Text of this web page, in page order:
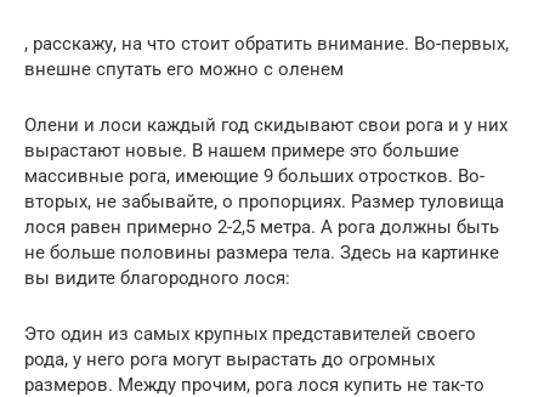
, расскажу, на что стоит обратить внимание. Во-первых,
внешне спутать его можно с оленем
Олени и лоси каждый год скидывают свои рога и у них
вырастают новые. В нашем примере это большие
массивные рога, имеющие 9 больших отростков. Во-
вторых, не забывайте, о пропорциях. Размер туловища
лося равен примерно 2-2,5 метра. А рога должны быть
не больше половины размера тела. Здесь на картинке
вы видите благородного лося:
Это один из самых крупных представителей своего
рода, у него рога могут вырастать до огромных
размеров. Между прочим, рога лося купить не так-то